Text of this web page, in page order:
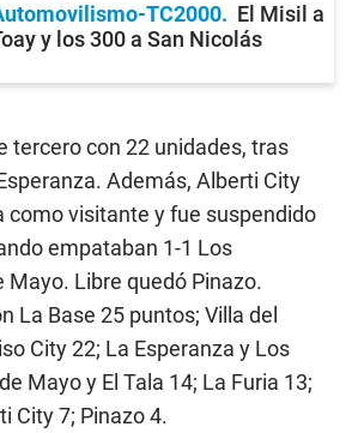
TC2000
El Misil a
y los 300 a San Nicolás
tercero con 22 unidades, tras
Además, Alberti City
como visitante y fue suspendido
empataban 1-1 Los
Mayo. Libre quedó Pinazo.
La Base 25 puntos; Villa del
City 22; La Esperanza y Los
Mayo y El Tala 14; La Furia 13;
City 7; Pinazo 4.